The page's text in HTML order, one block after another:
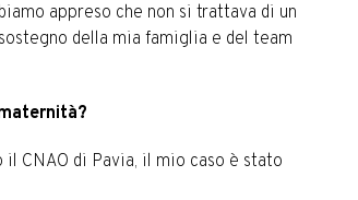
appreso che non si trattava di un
della mia famiglia e del team
CNAO di Pavia, il mio caso è stato